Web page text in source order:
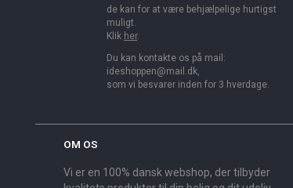
de kan for at være behjælpelige hurtigst
muligt.
Klik her.
Du kan kontakte os på mail:
ideshoppen@mail.dk,
som vi besvarer inden for 3 hverdage.
OM OS
Vi er en 100% dansk webshop, der tilbyder